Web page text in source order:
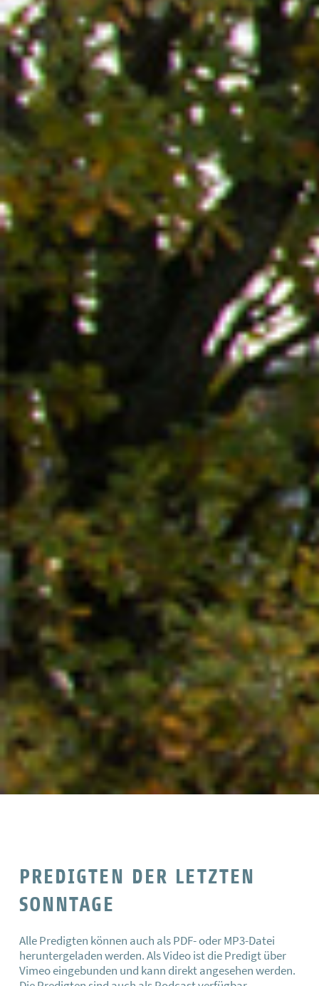
PREDIGTEN DER LETZTEN
SONNTAGE
Alle Predigten können auch als PDF- oder MP3-Datei
heruntergeladen werden. Als Video ist die Predigt über
Vimeo eingebunden und kann direkt angesehen werden.